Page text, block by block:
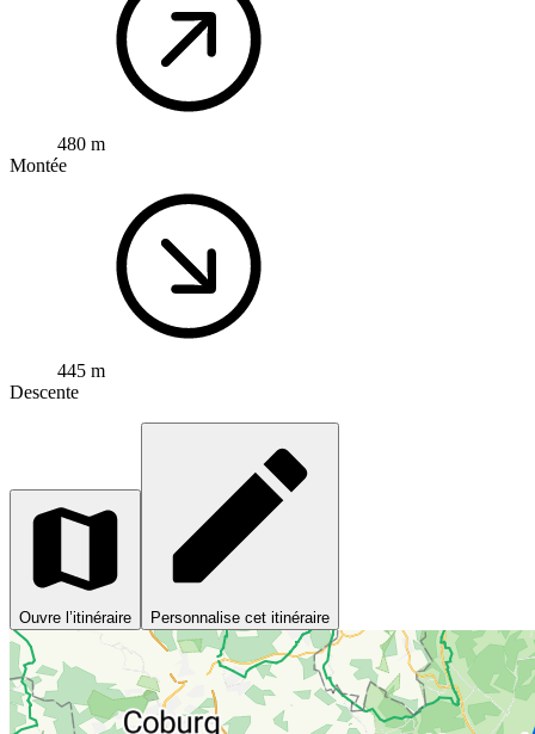
480 m
Montée
445 m
Descente
Ouvre l’itinéraire Personnalise cet itinéraire